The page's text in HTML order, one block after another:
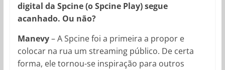
digital da Spcine (o Spcine Play) segue
acanhado. Ou não?
Manevy– A Spcine foi a primeira a propor e
colocar na rua um streaming público. De certa
forma, ele tornou-se inspiração para outros